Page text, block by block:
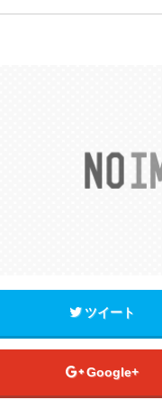
ツイート
Google+